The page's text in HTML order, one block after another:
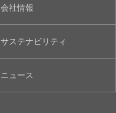
会社情報
サステナビリティ
ニュース